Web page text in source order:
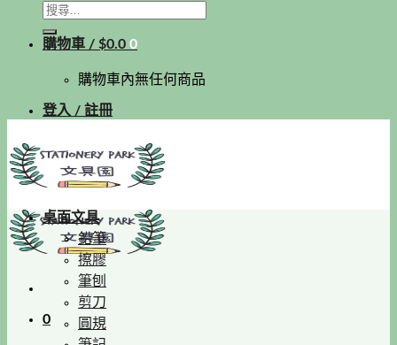
購物車 / $0.0 0
購物車內無任何商品
登入 / 註冊
0
桌面文具
鉛筆
擦膠
筆刨
剪刀
圓規